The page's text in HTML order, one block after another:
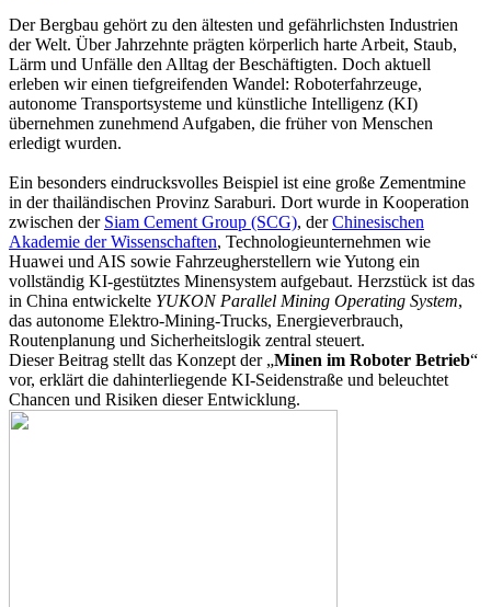
der
frühen
Automatisierung
zur
vernetzten
KI-
Robotik“
Der Bergbau gehört zu den ältesten und gefährlichsten Industrien
der Welt. Über Jahrzehnte prägten körperlich harte Arbeit, Staub,
Lärm und Unfälle den Alltag der Beschäftigten. Doch aktuell
erleben wir einen tiefgreifenden Wandel: Roboterfahrzeuge,
autonome Transportsysteme und künstliche Intelligenz (KI)
übernehmen zunehmend Aufgaben, die früher von Menschen
erledigt wurden.
Ein besonders eindrucksvolles Beispiel ist eine große Zementmine
in der thailändischen Provinz Saraburi. Dort wurde in Kooperation
zwischen der Siam Cement Group (SCG), derChinesischen
Akademie der Wissenschaften, Technologieunternehmen wie
Huawei und AIS sowie Fahrzeugherstellern wie Yutong ein
vollständig KI-gestütztes Minensystem aufgebaut. Herzstück ist das
in China entwickelte YUKON Parallel Mining Operating System,
das autonome Elektro-Mining-Trucks, Energieverbrauch,
Routenplanung und Sicherheitslogik zentral steuert.
Dieser Beitrag stellt das Konzept der „Minen im Roboter Betrieb“
vor, erklärt die dahinterliegende KI-Seidenstraße und beleuchtet
Chancen und Risiken dieser Entwicklung.